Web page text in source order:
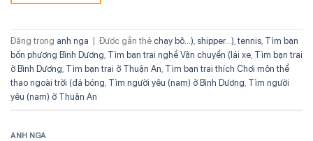
Đăng trong anh nga Được gắn thẻ chạy bộ...) shipper...) tennis Tìm bạn
bốn phương Bình Dương Tìm bạn trai nghề Vận chuyển (lái xe Tìm bạn trai
ở Bình Dương Tìm bạn trai ở Thuận An Tìm bạn trai thích Chơi môn thể
thao ngoài trời (đá bóng Tìm người yêu (nam) ở Bình Dương Tìm người
yêu (nam) ở Thuận An
ANH NGA